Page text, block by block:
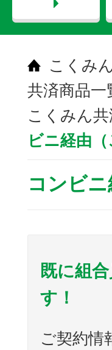
こくみ
共済商品一
こくみん共
ビニ経由（
コンビ
既に組
す！
ご契約情